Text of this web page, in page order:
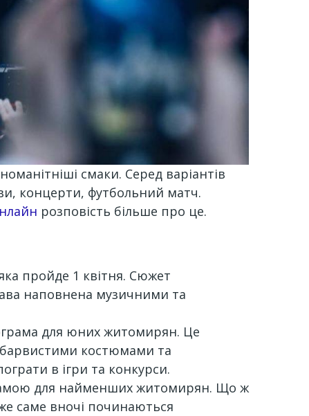
смаки. Серед варіантів
концерти, футбольний матч.
розповість більше про це.
пройде 1 квітня. Сюжет
наповнена музичними та
для юних житомирян. Це
барвистими костюмами та
в ігри та конкурси.
для найменших житомирян. Що ж
саме вночі починаються